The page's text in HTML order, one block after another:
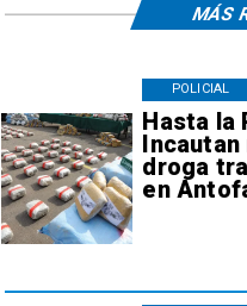
Hasta la
droga
en
POLICIAL
MÁS